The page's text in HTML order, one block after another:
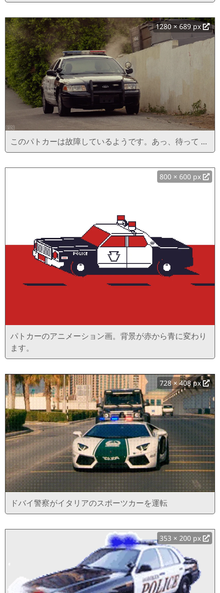
1280 × 689 px
このパトカーは故障しているようです。あっ、待って …
800 × 600 px
パトカーのアニメーション画。背景が赤から青に変わり
ます。
728 × 408 px
ドバイ警察がイタリアのスポーツカーを運転
353 × 200 px